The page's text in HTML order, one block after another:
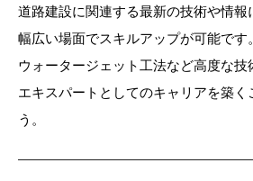
道路建設に関連する最新の技術や情報
幅広い場面でスキルアップが可能です。
ウォータージェット工法など高度な技
エキスパートとしてのキャリアを築く
う。